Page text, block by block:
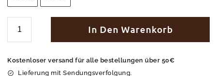
In Den Warenkorb
Kostenloser versand für alle bestellungen über 50€
Lieferung mit Sendungsverfolgung.